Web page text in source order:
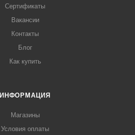
Сертификаты
Вакансии
Контакты
Блог
Как купить
ИНФОРМАЦИЯ
Магазины
Условия оплаты